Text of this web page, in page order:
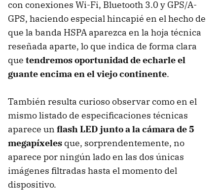
con conexiones Wi-Fi, Bluetooth 3.0 y GPS/A-
GPS, haciendo especial hincapié en el hecho de
que la banda HSPA aparezca en la hoja técnica
reseñada aparte, lo que indica de forma clara
que tendremos oportunidad de echarle el
guante encima en el viejo continente.
También resulta curioso observar como en el
mismo listado de especificaciones técnicas
aparece un flashLED junto a la cámara de 5
megapíxeles que, sorprendentemente, no
aparece por ningún lado en las dos únicas
imágenes filtradas hasta el momento del
dispositivo.